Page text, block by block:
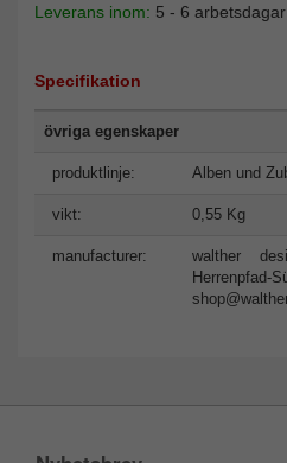
Leverans inom: 5 - 6 arbetsdagar
Specifikation
övriga egenskaper
produktlinje: Alben und
vikt: 0,55 Kg
manufacturer:
walther
Herrenpfad-